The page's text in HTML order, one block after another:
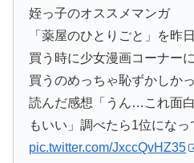
姪っ子のオススメマンガ
「薬屋のひとりごと」を昨
買う時に少女漫画コーナー
買うのめっちゃ恥ずかしか
読んだ感想「うん…これ面
もいい」調べたら1位になっ
pic.twitter.com/JxccQvHZ35